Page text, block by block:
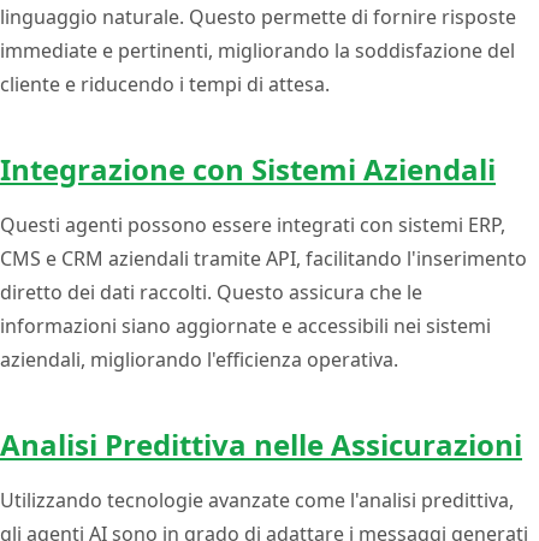
linguaggio naturale. Questo permette di fornire risposte
immediate e pertinenti, migliorando la soddisfazione del
cliente e riducendo i tempi di attesa.
Integrazione con Sistemi Aziendali
Questi agenti possono essere integrati con sistemi ERP,
CMS e CRM aziendali tramite API, facilitando l'inserimento
diretto dei dati raccolti. Questo assicura che le
informazioni siano aggiornate e accessibili nei sistemi
aziendali, migliorando l'efficienza operativa.
Analisi Predittiva nelle Assicurazioni
Utilizzando tecnologie avanzate come l'analisi predittiva,
gli agenti AI sono in grado di adattare i messaggi generati